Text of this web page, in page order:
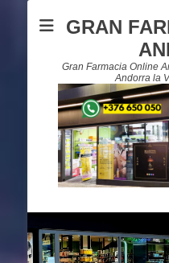
GRAN
Gran Farmacia Online
Andorra la